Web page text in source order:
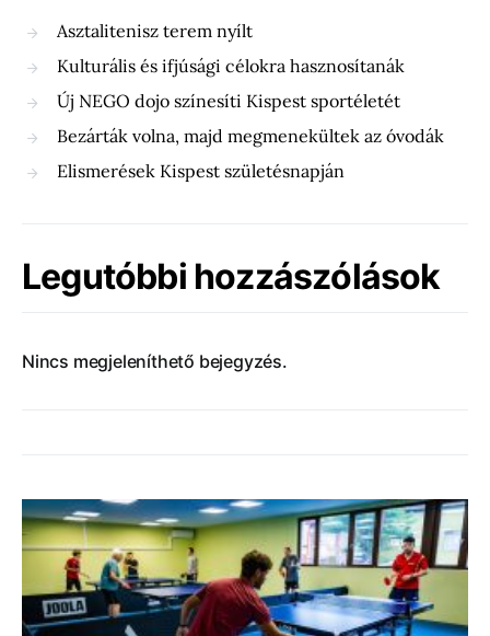
Asztalitenisz terem nyílt
Kulturális és ifjúsági célokra hasznosítanák
Új NEGO dojo színesíti Kispest sportéletét
Bezárták volna, majd megmenekültek az óvodák
Elismerések Kispest születésnapján
Legutóbbi hozzászólások
Nincs megjeleníthető bejegyzés.